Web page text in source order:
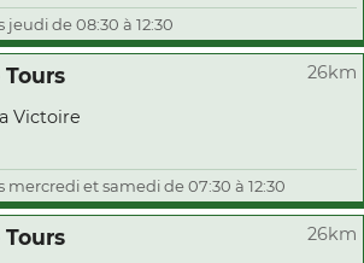
jeudi de 08:30 à 12:30
26km
Victoire
mercredi et samedi de 07:30 à 12:30
26km